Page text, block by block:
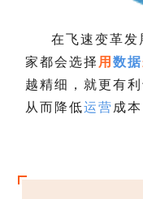
在飞速变革
家都会选择用数据
越精细，就更有
从而降低运营成